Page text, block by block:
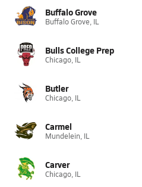
Buffalo Grove
Buffalo Grove, IL
Bulls College Prep
Chicago, IL
Butler
Chicago, IL
Carmel
Mundelein, IL
Carver
Chicago, IL